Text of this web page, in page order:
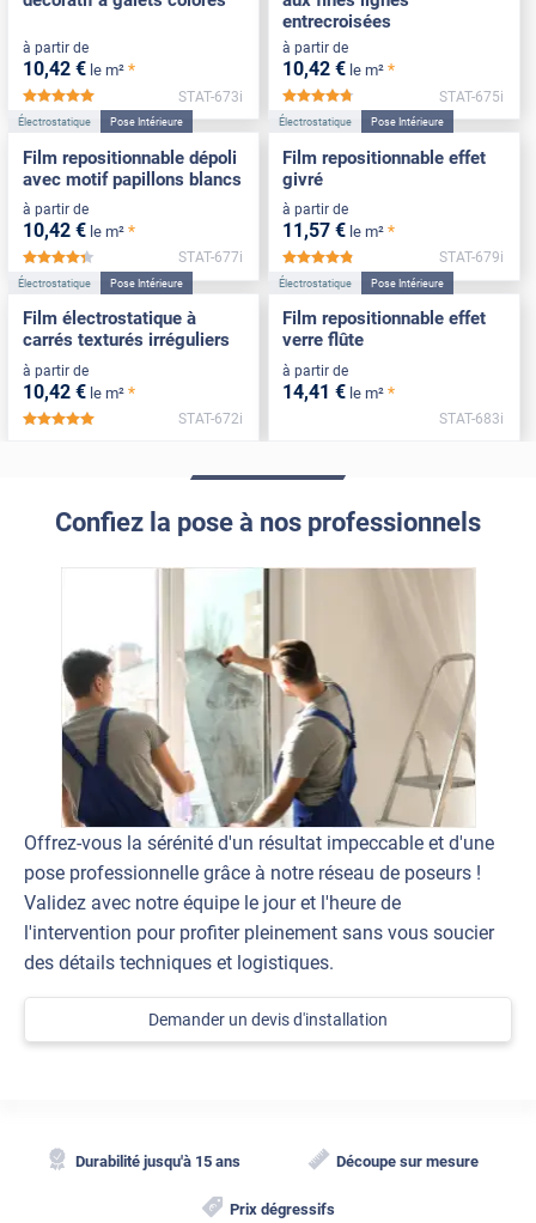
à partir de
10,42 € le m² *
*****
STAT-673i
entrecroisées
à partir de
10,42 € le m² *
*****
STAT-675i
Électrostatique Pose Intérieure
Film repositionnable dépoli
avec motif papillons blancs
à partir de
10,42 € le m² *
*****
STAT-677i
Électrostatique Pose Intérieure
Film repositionnable effet
givré
à partir de
11,57 € le m² *
*****
STAT-679i
Électrostatique Pose Intérieure
Film électrostatique à
carrés texturés irréguliers
à partir de
10,42 € le m² *
*****
STAT-672i
Électrostatique Pose Intérieure
Film repositionnable effet
verre flûte
à partir de
14,41 € le m² *
STAT-683i
Confiez la pose à nos professionnels
Offrez-vous la sérénité d'un résultat impeccable et d'une
pose professionnelle grâce à notre réseau de poseurs !
Validez avec notre équipe le jour et l'heure de
l'intervention pour profiter pleinement sans vous soucier
des détails techniques et logistiques.
Demander un devis d'installation
Durabilité jusqu'à 15 ans Découpe sur mesure
Prix dégressifs